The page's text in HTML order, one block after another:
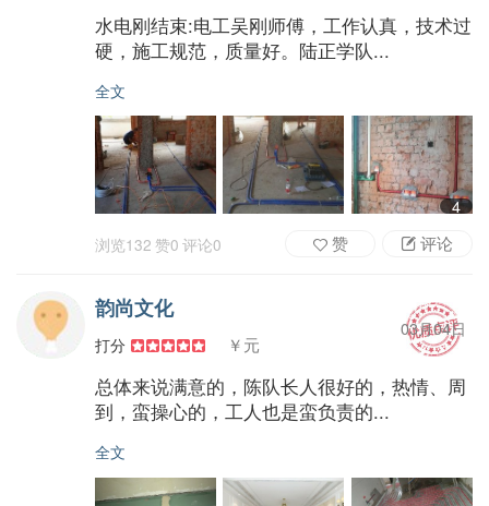
水电刚结束:电工吴刚师傅，工作认真，技术过
硬，施工规范，质量好。陆正学队...
全文
4
浏览132 赞0 评论0 评论
赞
韵尚文化
打分 ￥元
03月04日
总体来说满意的，陈队长人很好的，热情、周
到，蛮操心的，工人也是蛮负责的...
全文